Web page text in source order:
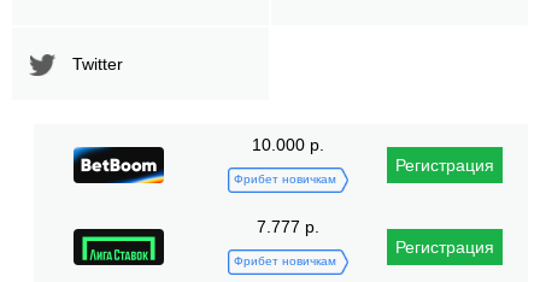
Twitter
10.000 р.
Фрибет новичкам
Регистрация
7.777 р.
Фрибет новичкам
Регистрация